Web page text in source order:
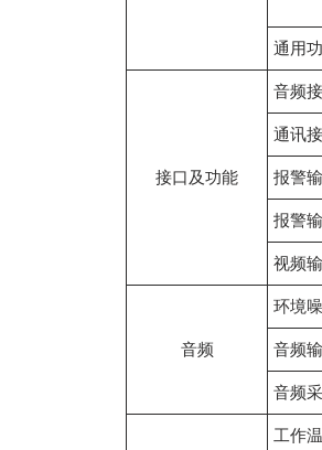
通用
接口及功能
音频
通讯
报警
报警
视频
音频
环境
音频
音频
工作